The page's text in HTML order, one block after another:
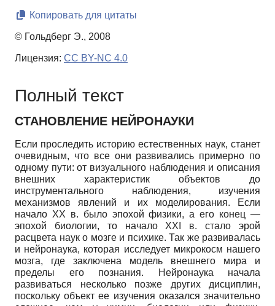
Копировать для цитаты
© Гольдберг Э., 2008
Лицензия: CC BY-NC 4.0
Полный текст
СТАНОВЛЕНИЕ НЕЙРОНАУКИ
Если проследить историю естественных наук, станет
очевидным, что все они развивались примерно по
одному пути: от визуального наблюдения и описания
внешних характеристик объектов до
инструментального наблюдения, изучения
механизмов явлений и их моделирования. Если
начало XX в. было эпохой физики, а его конец —
эпохой биологии, то начало XXI в. стало эрой
расцвета наук о мозге и психике. Так же развивалась
и нейронаука, которая исследует микрокосм нашего
мозга, где заключена модель внешнего мира и
пределы его познания. Нейронаука начала
развиваться несколько позже других дисциплин,
поскольку объект ее изучения оказался значительно